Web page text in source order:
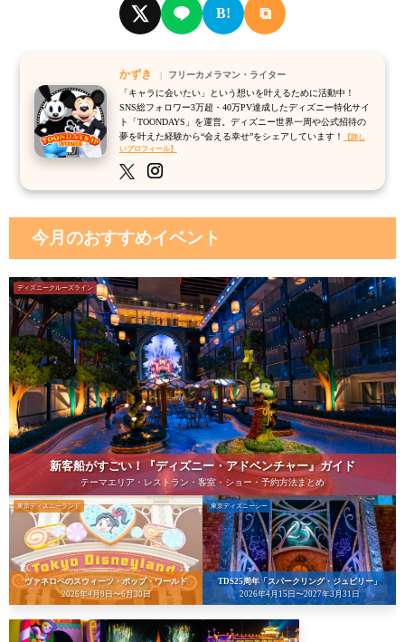
B! ⧉
かずき
フリーカメラマン・ライター
「キャラに会いたい」という想いを叶えるために活動中！
SNS総フォロワー3万超・40万PV達成したディズニー特化サイ
ト「TOONDAYS」を運営。ディズニー世界一周や公式招待の
夢を叶えた経験から“会える幸せ”をシェアしています！
【詳し
いプロフィール】
今月のおすすめイベント
ディズニークルーズライン
新客船がすごい！『ディズニー・アドベンチャー』ガイド
テーマエリア・レストラン・客室・ショー・予約方法まとめ
東京ディズニーランド
ヴァネロペのスウィーツ・ポップ・ワールド
2026年4月9日〜6月30日
東京ディズニーシー
TDS25周年「スパークリング・ジュビリー」
2026年4月15日〜2027年3月31日